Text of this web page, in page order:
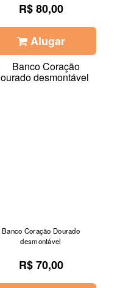
R$ 80,00
Alugar
Banco Coração Dourado
desmontável
R$ 70,00